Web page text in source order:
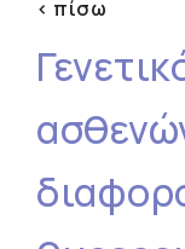
< πίσω